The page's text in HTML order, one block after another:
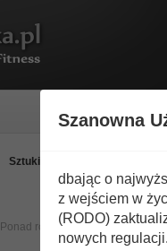
Sztuki walki
Ponad rok temu
Szanowna
dbając o
z wejściem w
(RODO)
nowych